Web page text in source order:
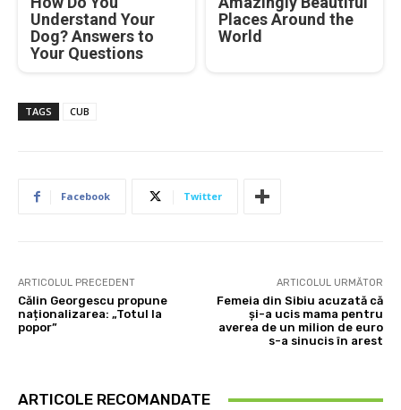
Understand Your
Dog? Answers to
Your Questions
Places Around the
World
TAGS CUB
Facebook Twitter
ARTICOLUL PRECEDENT
Călin Georgescu propune
naționalizarea: „Totul la
popor”
ARTICOLUL URMĂTOR
Femeia din Sibiu acuzată că
și-a ucis mama pentru
averea de un milion de euro
s-a sinucis în arest
ARTICOLE RECOMANDATE